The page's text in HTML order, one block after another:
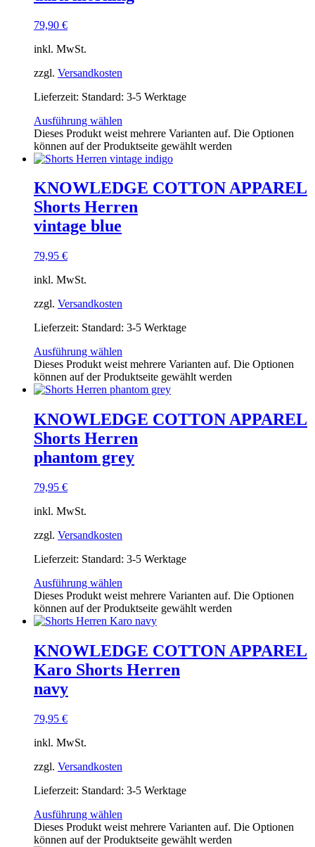
79,90 €
inkl. MwSt.
zzgl. Versandkosten
Lieferzeit: Standard: 3-5 Werktage
Ausführung wählen
Dieses Produkt weist mehrere Varianten auf. Die Optionen
können auf der Produktseite gewählt werden
KNOWLEDGE COTTON APPAREL
Shorts Herren
vintage blue
79,95 €
inkl. MwSt.
zzgl. Versandkosten
Lieferzeit: Standard: 3-5 Werktage
Ausführung wählen
Dieses Produkt weist mehrere Varianten auf. Die Optionen
können auf der Produktseite gewählt werden
KNOWLEDGE COTTON APPAREL
Shorts Herren
phantom grey
79,95 €
inkl. MwSt.
zzgl. Versandkosten
Lieferzeit: Standard: 3-5 Werktage
Ausführung wählen
Dieses Produkt weist mehrere Varianten auf. Die Optionen
können auf der Produktseite gewählt werden
KNOWLEDGE COTTON APPAREL
Karo Shorts Herren
navy
79,95 €
inkl. MwSt.
zzgl. Versandkosten
Lieferzeit: Standard: 3-5 Werktage
Ausführung wählen
Dieses Produkt weist mehrere Varianten auf. Die Optionen
können auf der Produktseite gewählt werden